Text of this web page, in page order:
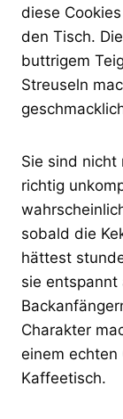
diese
den Tisch.
buttrigem
Streuseln
Sie sind nicht
richtig
sobald die
hättest
sie
Charakter
einem echten
Kaffeetisch.